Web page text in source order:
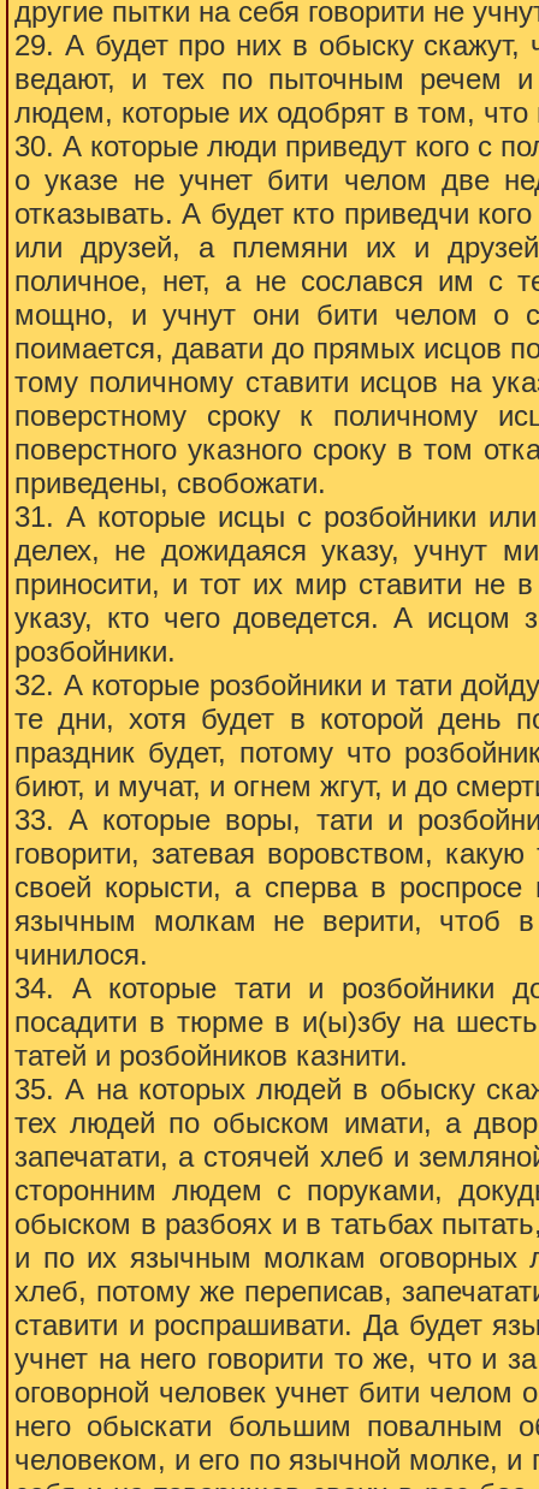
другие пытки на себя говорити не
29. А будет про них в обыску
ведают, и тех по пыточным речем
людем, которые их одобрят в том,
30. А которые люди приведут кого с
о указе не учнет бити челом две
отказывать. А будет кто приведчи
или друзей, а племяни их и
поличное, нет, а не сослався им с
мощно, и учнут они бити челом о
поимается, давати до прямых исцов
тому поличному ставити исцов на
поверстному сроку к поличному
поверстного указного сроку в том
приведены, свобожати.
31. А которые исцы с розбойники
делех, не дожидаяся указу, учнут
приносити, и тот их мир ставити не
указу, кто чего доведется. А
розбойники.
32. А которые розбойники и тати
те дни, хотя будет в которой день
праздник будет, потому что
биют, и мучат, и огнем жгут, и до
33. А которые воры, тати и
говорити, затевая воровством,
своей корысти, а сперва в
язычным молкам не верити, чтоб
чинилося.
34. А которые тати и розбойники
посадити в тюрме в и(ы)збу на
татей и розбойников казнити.
35. А на которых людей в обыску
тех людей по обыском имати, а
запечатати, а стоячей хлеб и
сторонним людем с поруками,
обыском в разбоях и в татьбах
и по их язычным молкам
хлеб, потому же переписав,
ставити и роспрашивати. Да будет
учнет на него говорити то же, что и
оговорной человек учнет бити челом
него обыскати большим повалным
человеком, и его по язычной молке,